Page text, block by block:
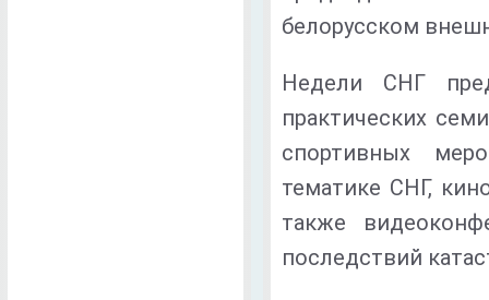
белорусском
Недели СНГ
практических
спортивных
тематике СНГ,
также
последствий